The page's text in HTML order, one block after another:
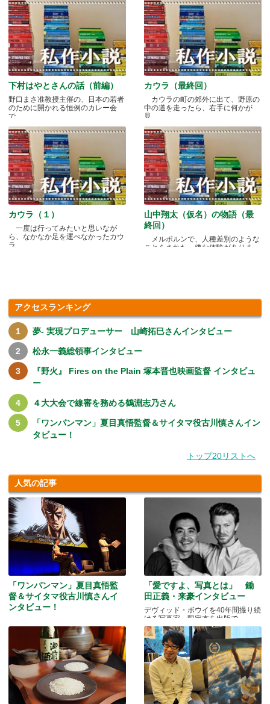
下村はやとさんの話（前編）
野口まさ准教授主催の、日本の若者
のために開かれる恒例のカレー会
で.....
カウラ（最終回）
カウラの町の郊外に出て、野原の
中の道を走ったら、右手に何かが
見.....
カウラ（１）
一度は行ってみたいと思いなが
ら、なかなか足を運べなかったカウ
ラ.....
山中翔太（仮名）の物語（最
終回）
メルボルンで、人種差別のような
ことをされた、嫌な体験がありま
アクセスランキング
夢- 実現プロデューサー 山崎拓巳さんインタビュー
松永一義総領事インタビュー
『野火』 Fires on the Plain 塚本晋也映画監督 インタビュ
ー
４大大会で線審を務める鶴淵志乃さん
「ワンパンマン」夏目真悟監督＆サイタマ役古川慎さんイン
タビュー！
トップ20リストへ
人気の記事
「ワンパンマン」夏目真悟監
督＆サイタマ役古川慎さんイ
ンタビュー！
2016
「愛ですよ、写真とは」 鋤
田正義・来豪インタビュー
デヴィッド・ボウイを40年間撮り続
ける写真家、限定本を出版で